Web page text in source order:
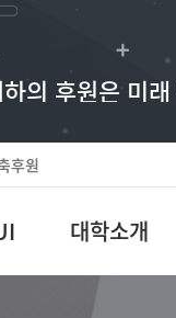
의 후원은 미
후원
대학소개